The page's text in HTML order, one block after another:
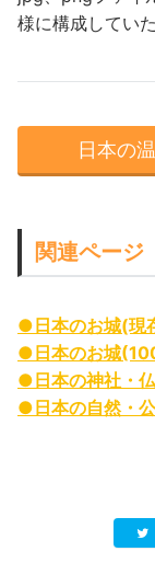
様に構成してい
日本の
関連ページ
●日本のお城(現
●日本のお城
●日本の神社・
●日本の自然・